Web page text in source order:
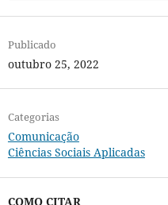
Publicado
outubro 25, 2022
Categorias
Comunicação
Ciências Sociais Aplicadas
COMO CITAR